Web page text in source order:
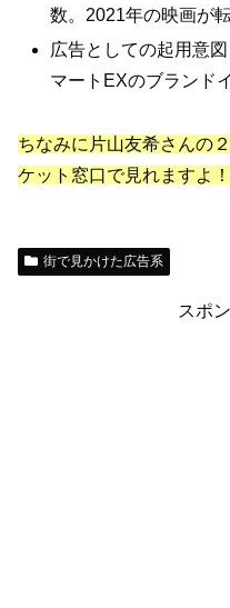
数。2021年の映画が転
広告としての起用意
マートEXのブランド
ちなみに片山友希さんの
ケット窓口で見れますよ！
街で見かけた広告系
スポ